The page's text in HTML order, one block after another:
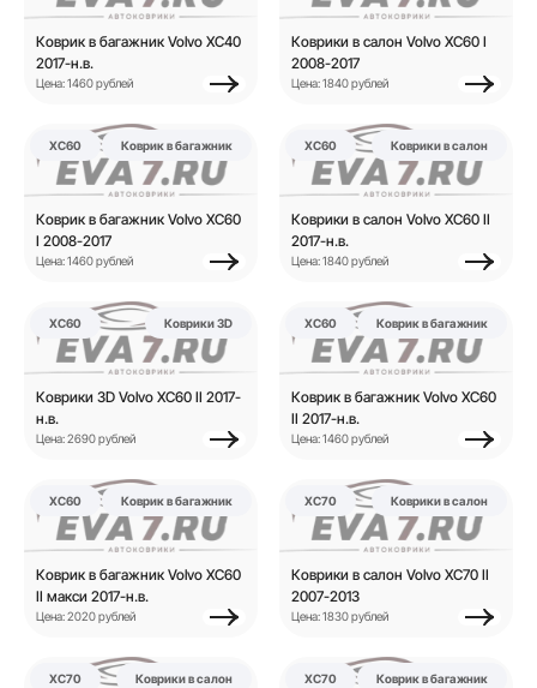
Коврик в багажник Volvo XC40
2017-н.в.
Цена: 1460 рублей
Коврики в салон Volvo XC60 I
2008-2017
Цена: 1840 рублей
XC60 Коврик в багажник
Коврик в багажник Volvo XC60
I 2008-2017
Цена: 1460 рублей
XC60 Коврики в салон
Коврики в салон Volvo XC60 II
2017-н.в.
Цена: 1840 рублей
XC60 Коврики 3D
Коврики 3D Volvo XC60 II 2017-
н.в.
Цена: 2690 рублей
XC60 Коврик в багажник
Коврик в багажник Volvo XC60
II 2017-н.в.
Цена: 1460 рублей
XC60 Коврик в багажник
Коврик в багажник Volvo XC60
II макси 2017-н.в.
Цена: 2020 рублей
XC70 Коврики в салон
Коврики в салон Volvo XC70 II
2007-2013
Цена: 1830 рублей
XC70 Коврики в салон XC70 Коврик в багажник